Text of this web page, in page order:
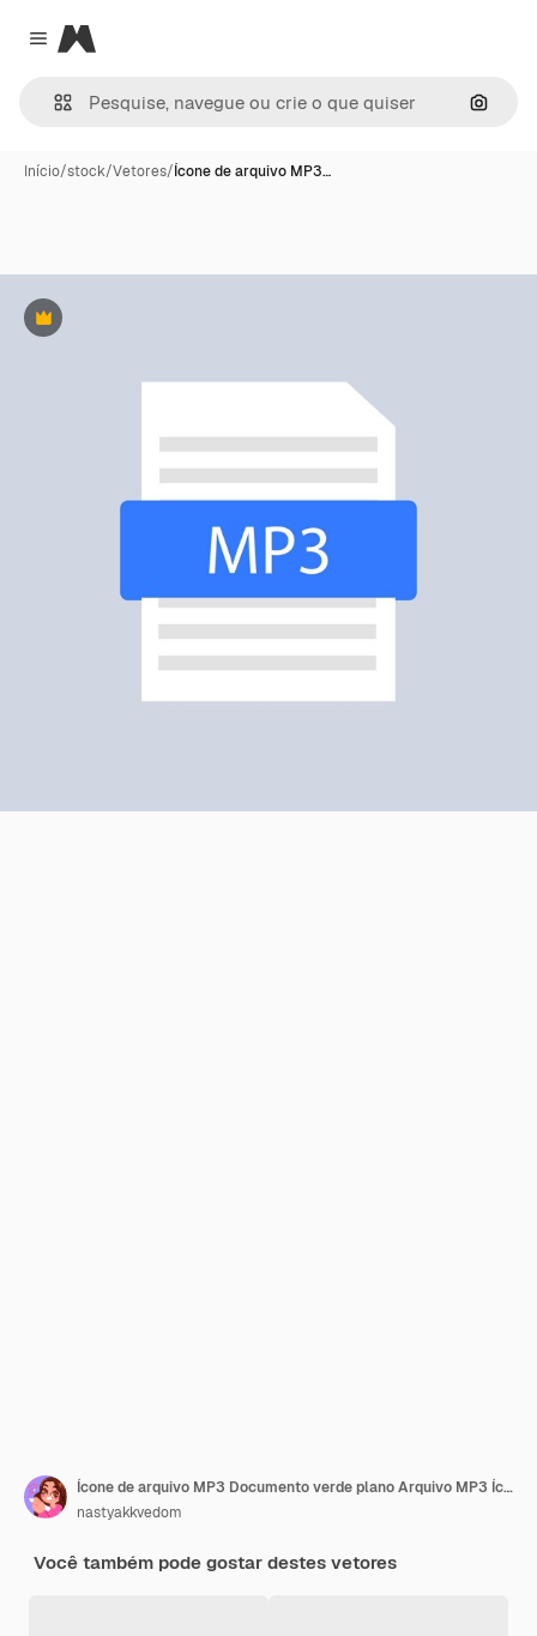
Close menu
Magnific
Início/stock/Vetores/Ícone de arquivo MP3…
Premium
Ícone de arquivo MP3 Documento verde plano Arquivo MP3 Ícones de arquivo Mp3 Ícone de vetor
nastyakkvedom
Você também pode gostar destes vetores